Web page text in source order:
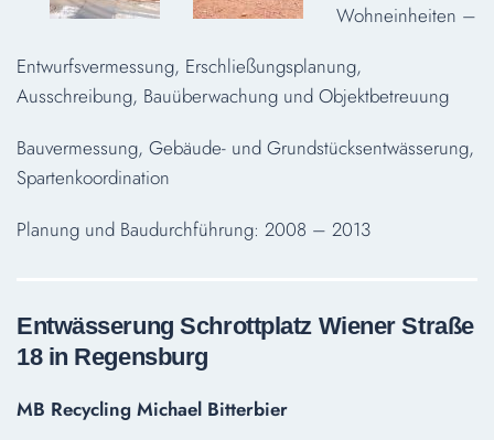
Wohneinheiten –
Entwurfsvermessung, Erschließungsplanung,
Ausschreibung, Bauüberwachung und Objektbetreuung
Bauvermessung, Gebäude- und Grundstücksentwässerung,
Spartenkoordination
Planung und Baudurchführung: 2008 – 2013
Entwässerung Schrottplatz Wiener Straße
18 in Regensburg
MB Recycling Michael Bitterbier